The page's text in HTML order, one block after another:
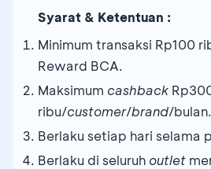
Syarat & Ketentuan :
Minimum transaksi Rp100
Reward BCA.
Maksimum cashback
ribu/customer/brand/bulan.
Berlaku setiap hari selama
Berlaku di seluruh outlet